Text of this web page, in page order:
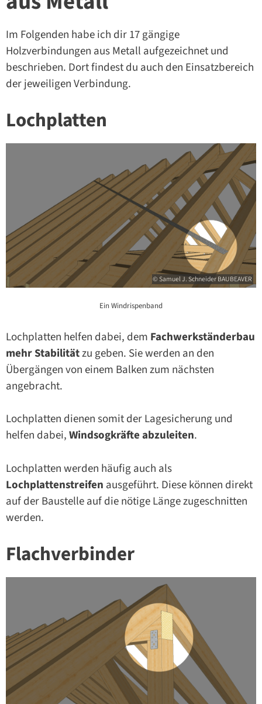
Im Folgenden habe ich dir 17 gängige
Holzverbindungen aus Metall aufgezeichnet und
beschrieben. Dort findest du auch den Einsatzbereich
der jeweiligen Verbindung.
Lochplatten
© Samuel J. Schneider BAUBEAVER
Ein Windrispenband
Lochplatten helfen dabei, dem Fachwerkständerbau
mehr Stabilitätzu geben. Sie werden an den
Übergängen von einem Balken zum nächsten
angebracht.
Lochplatten dienen somit der Lagesicherung und
helfen dabei,Windsogkräfte abzuleiten.
Lochplatten werden häufig auch als
Lochplattenstreifen ausgeführt. Diese können direkt
auf der Baustelle auf die nötige Länge zugeschnitten
werden.
Flachverbinder